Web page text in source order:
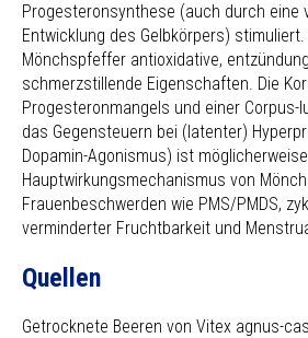
Progesteronsynthese (auch durch eine
Entwicklung des Gelbkörpers)
Mönchspfeffer antioxidative,
schmerzstillende Eigenschaften. Die
Progesteronmangels und einer Corpus-
das Gegensteuern bei (latenter)
Dopamin-Agonismus) ist
Hauptwirkungsmechanismus von
Frauenbeschwerden wie PMS/PMDS,
verminderter Fruchtbarkeit und
Quellen
Getrocknete Beeren von Vitex agnus-